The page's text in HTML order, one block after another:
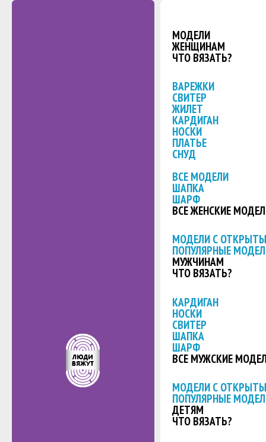
МОДЕЛИ
ЖЕНЩИНАМ
ЧТО ВЯЗАТЬ?
ВАРЕЖКИ
СВИТЕР
ЖИЛЕТ
КАРДИГАН
НОСКИ
ПЛАТЬЕ
СНУД
ВСЕ МОДЕЛИ
ШАПКА
ШАРФ
ВСЕ ЖЕНСКИЕ
МОДЕЛИ С
ПОПУЛЯРНЫЕ
МУЖЧИНАМ
ЧТО ВЯЗАТЬ?
КАРДИГАН
НОСКИ
СВИТЕР
ШАПКА
ШАРФ
ВСЕ МУЖСКИЕ
МОДЕЛИ С
ПОПУЛЯРНЫЕ
ДЕТЯМ
ЧТО ВЯЗАТЬ?